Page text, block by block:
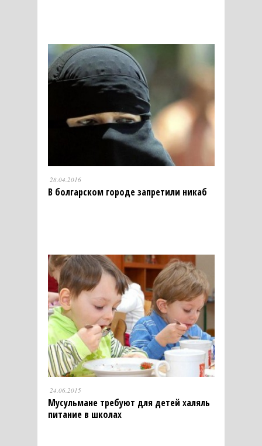
28.04.2016
В болгарском городе запретили никаб
24.06.2015
Мусульмане требуют для детей халяль
питание в школах